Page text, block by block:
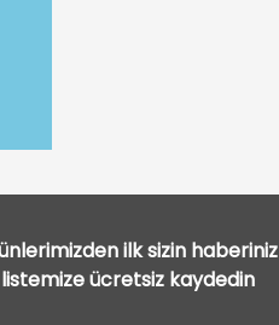
ilk sizin haberiniz
ücretsiz kaydedin